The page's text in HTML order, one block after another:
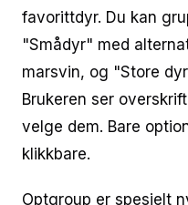
favorittdyr. Du kan
"Smådyr" med
marsvin, og "Store
Brukeren ser
velge dem. Bare
klikkbare.
Optgroup er spesielt